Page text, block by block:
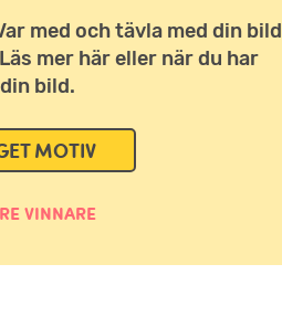
med och tävla med din bild
mer här eller när du har
bild.
MOTIV
VINNARE